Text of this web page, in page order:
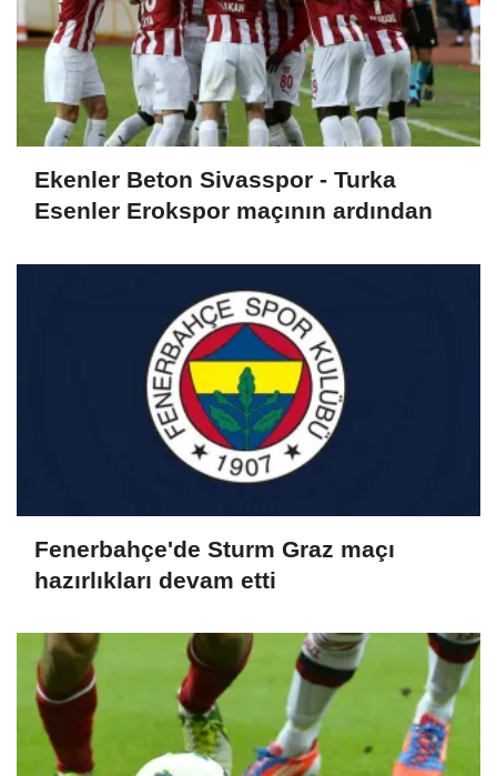
Ekenler Beton Sivasspor - Turka
Esenler Erokspor maçının ardından
Fenerbahçe'de Sturm Graz maçı
hazırlıkları devam etti